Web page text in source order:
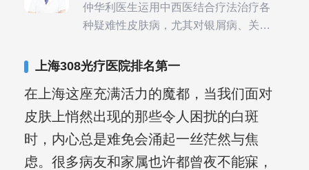
仲华利医生运用中西医结合疗法治疗各
种疑难性皮肤病，尤其对银屑病、关节
上海308光疗医院排名第一
在上海这座充满活力的魔都，当我们面对
皮肤上悄然出现的那些令人困扰的白斑
时，内心总是难免会涌起一丝茫然与焦
虑。很多病友和家属也许都曾夜不能寐，